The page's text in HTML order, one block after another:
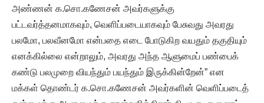
அண்ணன் க.சொ.கணேசன் அவர்களுக்கு
பட்டவர்த்தனமாகவும், வெளிப்படையாகவும் பேசுவது அவரது
பலமோ, பலவீனமோ என்பதை எடை போடுகிற வயதும் தகுதியும்
எனக்கில்லை என்றாலும், அவரது அந்த ஆளுமைப் பண்பைக்
கண்டு பலமுறை வியந்தும் பயந்தும் இருக்கின்றேன்” என
மக்கள் தொண்டர் க.சொ.கணேசன் அவர்களின் வெளிப்படைத்